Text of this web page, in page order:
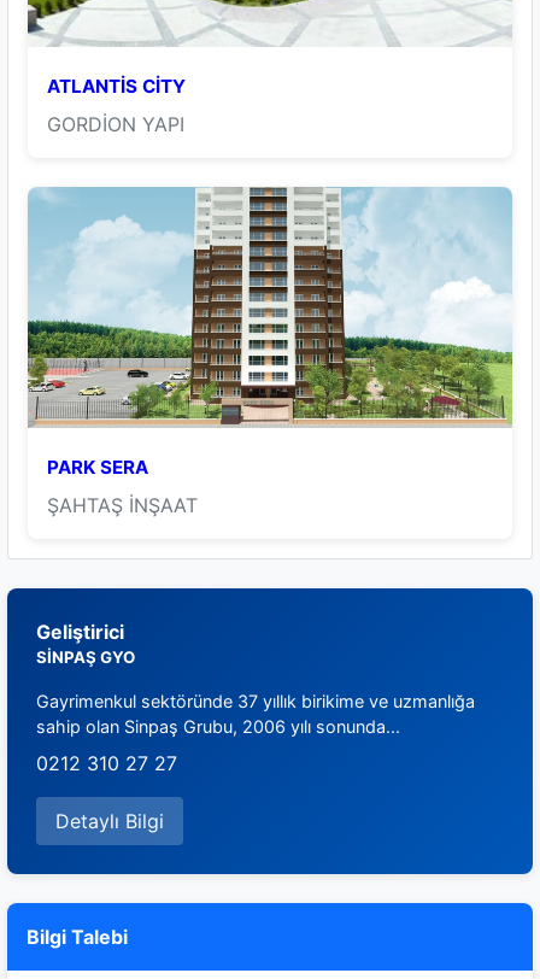
ATLANTİS CİTY
GORDİON YAPI
PARK SERA
ŞAHTAŞ İNŞAAT
Geliştirici
SİNPAŞ GYO
Gayrimenkul sektöründe 37 yıllık birikime ve uzmanlığa
sahip olan Sinpaş Grubu, 2006 yılı sonunda...
0212 310 27 27
Detaylı Bilgi
Bilgi Talebi